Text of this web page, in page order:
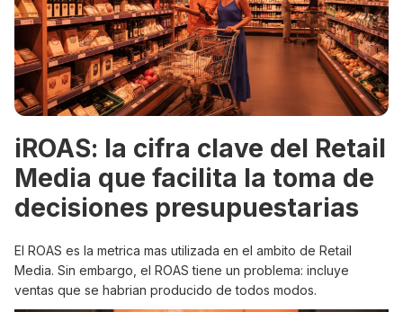
iROAS: la cifra clave del Retail
Media que facilita la toma de
decisiones presupuestarias
El ROAS es la metrica mas utilizada en el ambito de Retail
Media. Sin embargo, el ROAS tiene un problema: incluye
ventas que se habrian producido de todos modos.